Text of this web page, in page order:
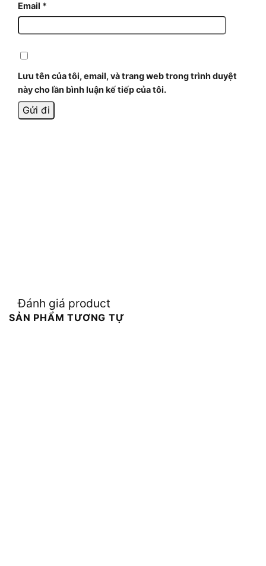
Email *
Lưu tên của tôi, email, và trang web trong trình duyệt
này cho lần bình luận kế tiếp của tôi.
Đánh giá product
SẢN PHẨM TƯƠNG TỰ